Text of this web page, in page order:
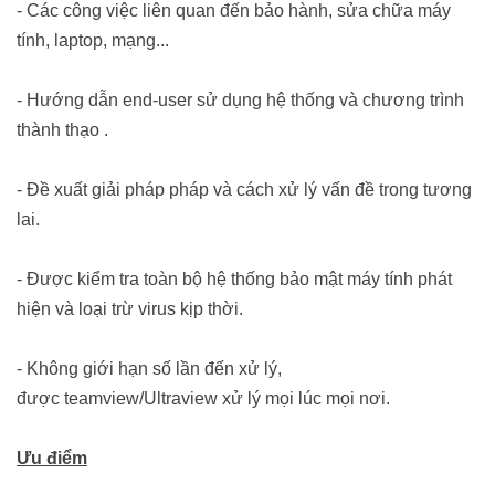
- Các công việc liên quan đến bảo hành, sửa chữa máy
tính, laptop, mạng...
- Hướng dẫn end-user sử dụng hệ thống và chương trình
thành thạo .
- Đề xuất giải pháp pháp và cách xử lý vấn đề trong tương
lai.
- Được kiểm tra toàn bộ hệ thống bảo mật máy tính phát
hiện và loại trừ virus kịp thời.
- Không giới hạn số lần đến xử lý,
được teamview/Ultraview xử lý mọi lúc mọi nơi.
Ưu điểm